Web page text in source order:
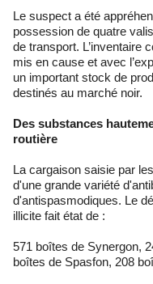
Le suspect a été appréhendé à la gare routière de Kédougou en
possession de quatre
de transport. L’inventaire
mis en cause et avec
un important stock de
destinés au marché noir.
Des substances
routière
La cargaison saisie par
d'une grande variété
d'antispasmodiques. Le
illicite fait état de :
571 boîtes de Synergon,
boîtes de Spasfon, 208